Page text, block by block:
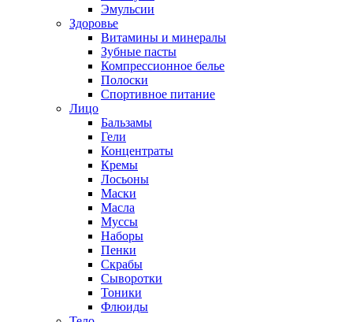
Эмульсии
Здоровье
Витамины и минералы
Зубные пасты
Компрессионное белье
Полоски
Спортивное питание
Лицо
Бальзамы
Гели
Концентраты
Кремы
Лосьоны
Маски
Масла
Муссы
Наборы
Пенки
Скрабы
Сыворотки
Тоники
Флюиды